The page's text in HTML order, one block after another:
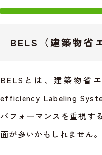
BELS（建築物省
BELSとは、建築物省
efficiency Labeling
パフォーマンスを重視す
面が多いかもしれません。